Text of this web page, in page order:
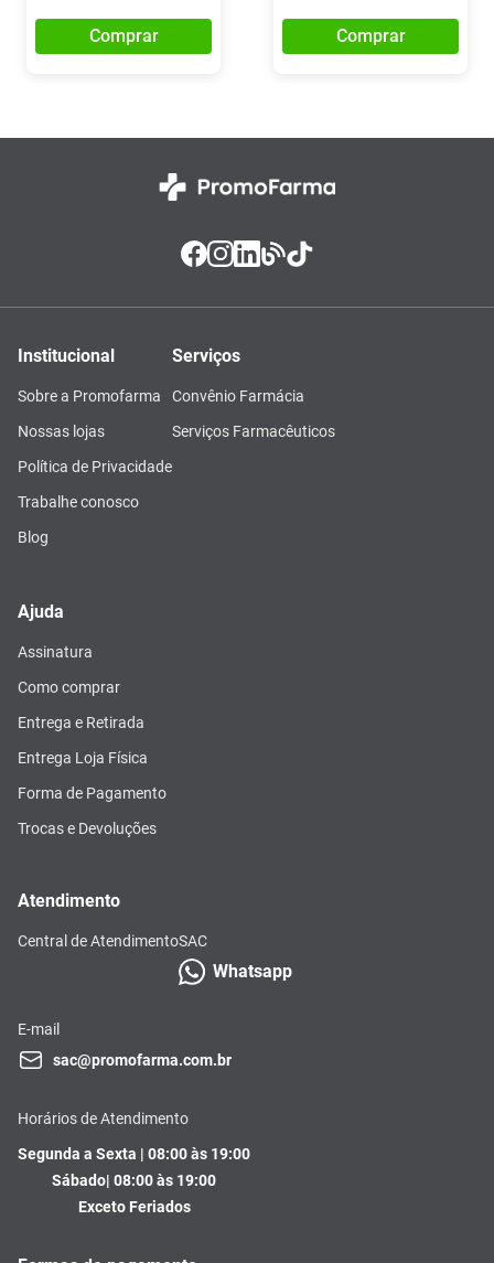
Comprar Comprar
Institucional
Sobre a Promofarma
Nossas lojas
Política de Privacidade
Trabalhe conosco
Blog
Serviços
Convênio Farmácia
Serviços Farmacêuticos
Ajuda
Assinatura
Como comprar
Entrega e Retirada
Entrega Loja Física
Forma de Pagamento
Trocas e Devoluções
Atendimento
Central de AtendimentoSAC
Whatsapp
E-mail
sac@promofarma.com.br
Horários de Atendimento
Segunda a Sexta | 08:00 às 19:00
Sábado| 08:00 às 19:00
Exceto Feriados